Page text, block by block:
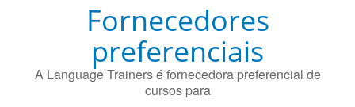
Fornecedores
preferenciais
A Language Trainers é fornecedora preferencial de
cursos para